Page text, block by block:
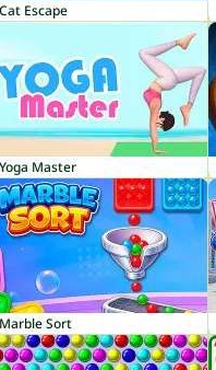
Cat Escape
Yoga Master
Marble Sort